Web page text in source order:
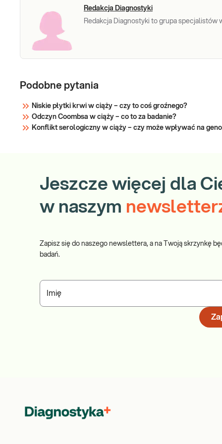
Redakcja Diagnostyki
Redakcja Diagnostyki to grupa specjalistów
Podobne pytania
Niskie płytki krwi w ciąży – czy to coś groźnego?
Odczyn Coombsa w ciąży – co to za badanie?
Konflikt serologiczny w ciąży – czy może wpływać na
Jeszcze więcej dla
w naszym
Zapisz się do naszego newslettera, a na Twoją skrzynkę
badań.
Imię